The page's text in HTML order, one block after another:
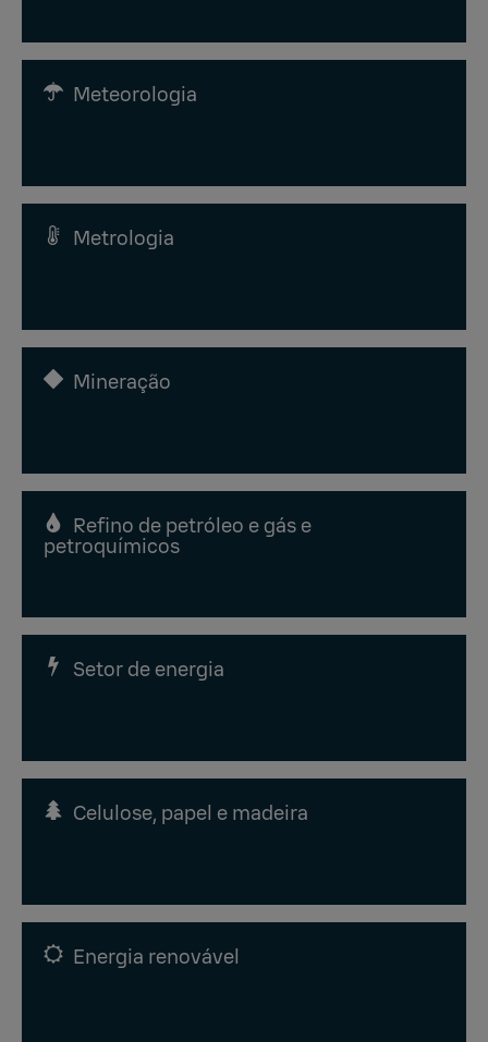
Meteorologia
Metrologia
Mineração
Refino de petróleo e gás e
petroquímicos
Setor de energia
Celulose, papel e madeira
Energia renovável